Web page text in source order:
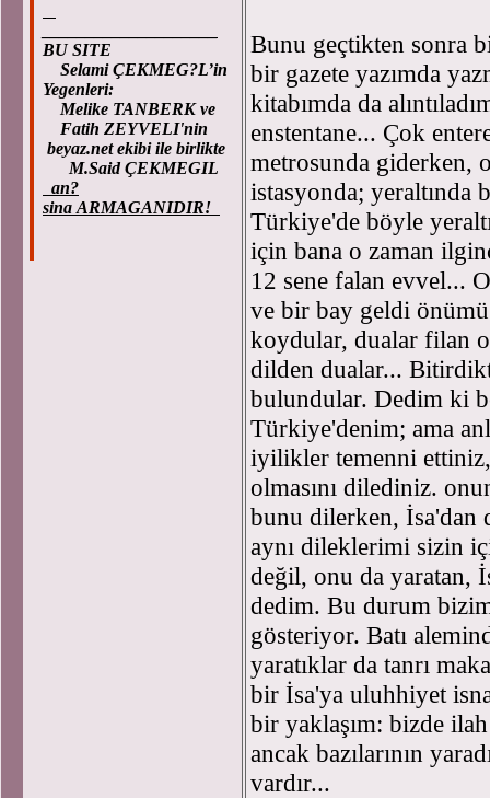
BU SITE
Selami ÇEKMEG?L’in
Yegenleri:
Melike TANBERK ve
Fatih ZEYVELI'nin
beyaz.net ekibi ile birlikte
M.Said ÇEKMEGIL
an?
sina ARMAGANIDIR!
Bunu geçtikten sonra
bir gazete yazımda
kitabımda da
enstentane... Çok
metrosunda giderken,
istasyonda; yeraltında
Türkiye'de böyle
için bana o zaman
12 sene falan evvel...
ve bir bay geldi
koydular, dualar filan
dilden dualar...
bulundular. Dedim ki
Türkiye'denim; ama
iyilikler temenni
olmasını dilediniz.
bunu dilerken, İsa'dan
aynı dileklerimi sizin
değil, onu da yaratan,
dedim. Bu durum bizim
gösteriyor. Batı
yaratıklar da tanrı
bir İsa'ya uluhhiyet
bir yaklaşım: bizde
ancak bazılarının
vardır...